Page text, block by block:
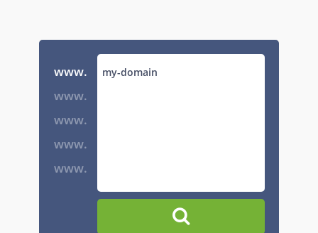
www.
www.
www.
www.
www.